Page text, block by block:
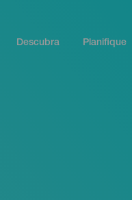
Descubra Planifique